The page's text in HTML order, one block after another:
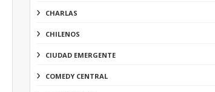
CHARLAS
CHILENOS
CIUDAD EMERGENTE
COMEDY CENTRAL